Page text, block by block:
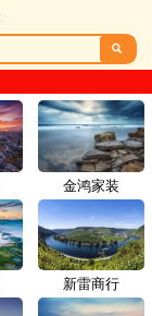

金鸿家装
新雷商行